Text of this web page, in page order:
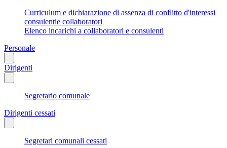
Curriculum e dichiarazione di assenza di conflitto d'interessi
consulentie collaboratori
Elenco incarichi a collaboratori e consulenti
Personale
Dirigenti
Segretario comunale
Dirigenti cessati
Segretari comunali cessati